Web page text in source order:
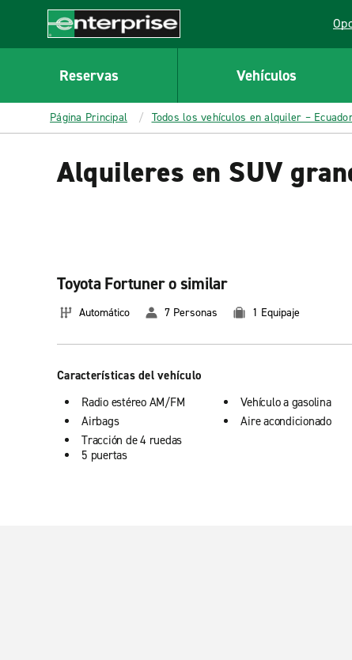
CONTENT
Enterprise
Reservas Vehículos
Página Principal Todos los vehículos en alquiler –
Alquileres en SUV
Toyota Fortuner o similar
Automático 7 Personas 1 Equipaje
Características del vehículo
Radio estéreo AM/FM
Airbags
Tracción de 4 ruedas
Vehículo a gasolina
Aire acondicionado
5 puertas